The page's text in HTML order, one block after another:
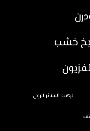
خشب
تركيب الستائر الرول